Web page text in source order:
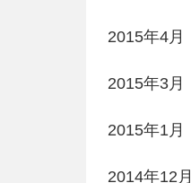
2015年4月
2015年3月
2015年1月
2014年12月